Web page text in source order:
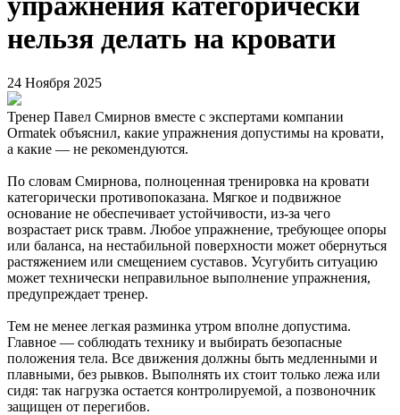
нельзя делать на кровати
24 Ноября 2025
Тренер Павел Смирнов вместе с экспертами компании
Ormatek объяснил, какие упражнения допустимы на кровати,
а какие — не рекомендуются.
По словам Смирнова, полноценная тренировка на кровати
категорически противопоказана. Мягкое и подвижное
основание не обеспечивает устойчивости, из-за чего
возрастает риск травм. Любое упражнение, требующее опоры
или баланса, на нестабильной поверхности может обернуться
растяжением или смещением суставов. Усугубить ситуацию
может технически неправильное выполнение упражнения,
предупреждает тренер.
Тем не менее легкая разминка утром вполне допустима.
Главное — соблюдать технику и выбирать безопасные
положения тела. Все движения должны быть медленными и
плавными, без рывков. Выполнять их стоит только лежа или
сидя: так нагрузка остается контролируемой, а позвоночник
защищен от перегибов.